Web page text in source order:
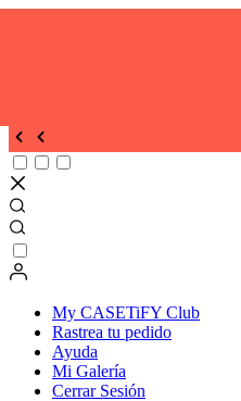
My CASETiFY Club
Rastrea tu pedido
Ayuda
Mi Galería
Cerrar Sesión